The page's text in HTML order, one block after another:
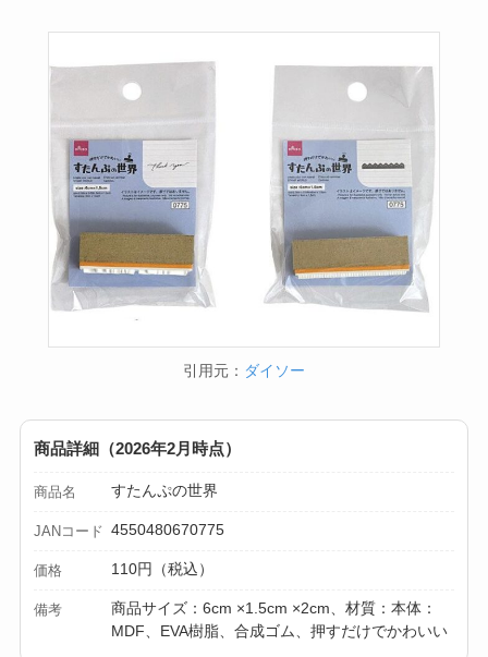
引用元： ダイソー
商品詳細（2026年2月時点）
商品名 すたんぷの世界
JANコード 4550480670775
価格 110円（税込）
備考
商品サイズ：6cm ×1.5cm ×2cm、材質：本体：
MDF、EVA樹脂、合成ゴム、押すだけでかわいい